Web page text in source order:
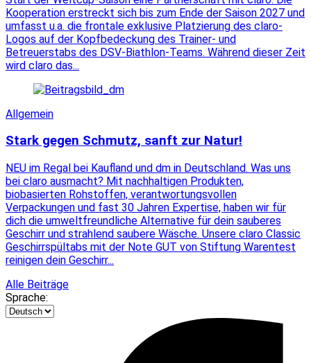
Kooperation erstreckt sich bis zum Ende der Saison 2027 und
umfasst u.a. die frontale exklusive Platzierung des claro-
Logos auf der Kopfbedeckung des Trainer- und
Betreuerstabs des DSV-Biathlon-Teams. Während dieser Zeit
wird claro das...
Allgemein
Stark gegen Schmutz, sanft zur Natur!
NEU im Regal bei Kaufland und dm in Deutschland. Was uns
bei claro ausmacht? Mit nachhaltigen Produkten,
biobasierten Rohstoffen, verantwortungsvollen
Verpackungen und fast 30 Jahren Expertise, haben wir für
dich die umweltfreundliche Alternative für dein sauberes
Geschirr und strahlend saubere Wäsche. Unsere claro Classic
Geschirrspültabs mit der Note GUT von Stiftung Warentest
reinigen dein Geschirr...
Alle Beiträge
Sprache: